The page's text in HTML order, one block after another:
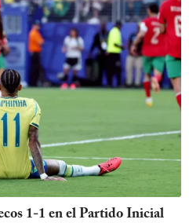
1-1 en el Partido Inicial